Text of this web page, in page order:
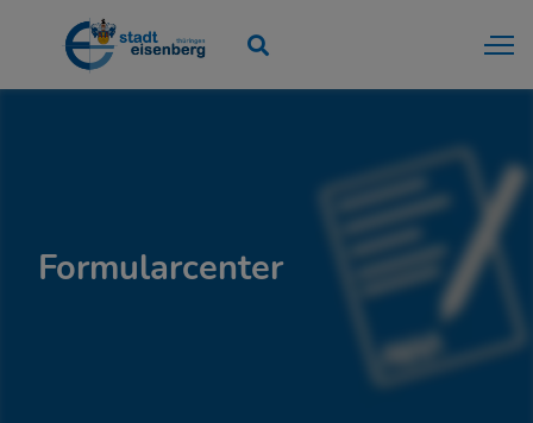
Formularcenter